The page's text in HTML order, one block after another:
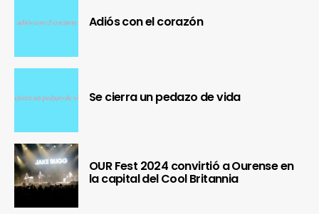
Adiós con el corazón
Se cierra un pedazo de vida
OUR Fest 2024 convirtió a Ourense en
la capital del Cool Britannia